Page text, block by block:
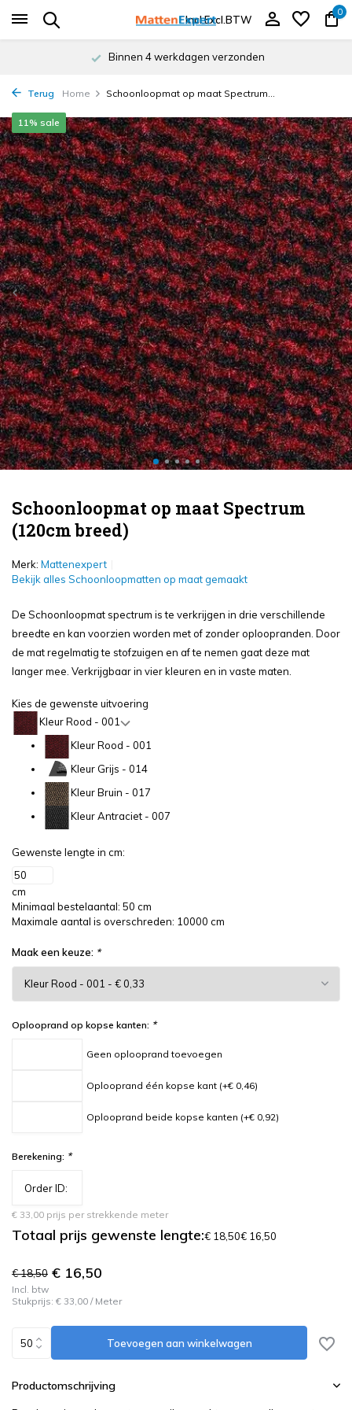
Incl.Excl.BTW
0
Binnen 4 werkdagen verzonden
Terug Home Schoonloopmat op maat Spectrum...
Schoonloopmat op maat Spectrum
(120cm breed)
11% sale
Merk: Mattenexpert
Bekijk alles Schoonloopmatten op maat gemaakt
De Schoonloopmat spectrum is te verkrijgen in drie verschillende
breedte en kan voorzien worden met of zonder oploopranden. Door
de mat regelmatig te stofzuigen en af te nemen gaat deze mat
langer mee. Verkrijgbaar in vier kleuren en in vaste maten.
Kies de gewenste uitvoering
Kleur Rood - 001
Kleur Rood - 001
Kleur Grijs - 014
Kleur Bruin - 017
Kleur Antraciet - 007
Gewenste lengte in cm:
cm
Minimaal bestelaantal: 50 cm
Maximale aantal is overschreden: 10000 cm
Maak een keuze: *
Oplooprand op kopse kanten: *
Geen oplooprand toevoegen
Oplooprand één kopse kant (+€ 0,46)
Oplooprand beide kopse kanten (+€ 0,92)
Berekening: *
€ 33,00 prijs per strekkende meter
Totaal prijs gewenste lengte:€ 18,50€ 16,50
€ 18,50 € 16,50
Incl. btw
Stukprijs: € 33,00 / Meter
Toevoegen aan winkelwagen
Productomschrijving